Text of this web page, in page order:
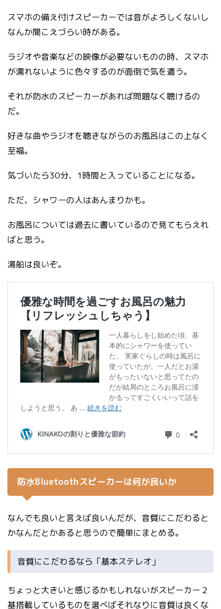
スマホの備え付けスピーカーでは音がよろしくないし
なんか聞こえづらい時がある。
ラジオや音楽などの映像が必要ないものの時、スマホ
が濡れないように色々するのが面倒で気を遣う。
それが防水のスピーカーがあれば問題なく聴けるの
だ。
好きな曲やラジオを聴きながらのお風呂はこの上なく
至福。
気づいたら30分、1時間と入っていることになる。
ただ、シャワーの人はあんまりかも。
お風呂については過去に書いているので見てもらえれ
ばと思う。
湯船は良いぞ。
防水Bluetoothスピーカーは何が良いか
なんでも良いと言えば良いんだが、音質にこだわると
かなんだとかあると思うので簡単にまとめる。
音質にこだわるなら「基本ステレオ」
ちょっと大きいと感じるかもしれないがスピーカー２
基搭載しているものを選べばそれなりに音質は良くな